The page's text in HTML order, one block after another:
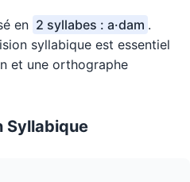
en 2 syllabes : a·dam .
syllabique est essentiel
et une orthographe
Syllabique